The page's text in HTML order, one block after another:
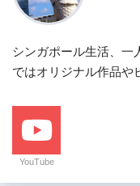
シンガポール生活、一
ではオリジナル作品や
YouTube